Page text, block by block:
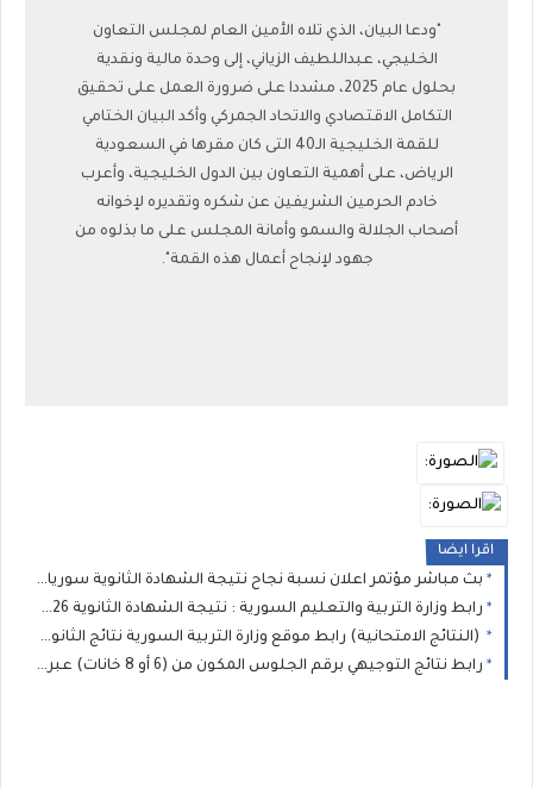
"ودعا البيان، الذي تلاه الأمين العام لمجلس التعاون
الخليجي، عبداللطيف الزياني، إلى وحدة مالية ونقدية
بحلول عام 2025، مشددا على ضرورة العمل على تحقيق
التكامل الاقتصادي والاتحاد الجمركي وأكد البيان الختامي
للقمة الخليجية الـ40 التى كان مقرها في السعودية
الرياض، على أهمية التعاون بين الدول الخليجية، وأعرب
خادم الحرمين الشريفين عن شكره وتقديره لإخوانه
أصحاب الجلالة والسمو وأمانة المجلس على ما بذلوه من
جهود لإنجاح أعمال هذه القمة".
اقرا ايضا
بث مباشر مؤتمر اعلان نسبة نجاح نتيجة الشهادة الثانوية سوريا 2026 :نتائج البكالوريا وزارة التربية السورية
رابط وزارة التربية والتعليم السورية : نتيجة الشهادة الثانوية 2026 نتائج البكالوريا برقم الاكتتاب
(النتائج الامتحانية) رابط موقع وزارة التربية السورية نتائج الثانوية العامة في سوريا 2026 نتيجة البكالوريا حسب الاسم ورقم الاكتتاب
رابط نتائج التوجيهي برقم الجلوس المكون من (6 أو 8 خانات) عبر موقع وزارة التربية والتعليم الفلسطينية